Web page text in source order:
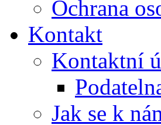
Ochrana
Kontakt
Kontaktní
Jak se k